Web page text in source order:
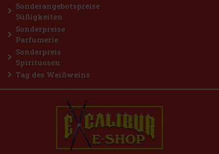
Sonderangebotspreise
Süßigkeiten
Sonderpreise
Parfumerie
Sonderpreis
Spirituosen
Tag des Weißweins